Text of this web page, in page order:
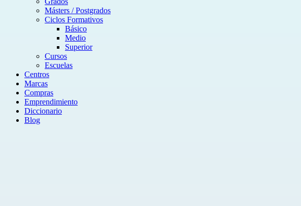
Másters / Postgrados
Ciclos Formativos
Básico
Medio
Superior
Cursos
Escuelas
Centros
Marcas
Compras
Emprendimiento
Diccionario
Blog